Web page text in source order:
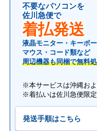
不要なパソコンを
佐川急便で
着払発送
液晶モニター・キーボ
マウス・コード類など
周辺機器も同梱で無料
※本サービスは沖縄およ
※着払いは佐川急便限定
発送手順はこちら